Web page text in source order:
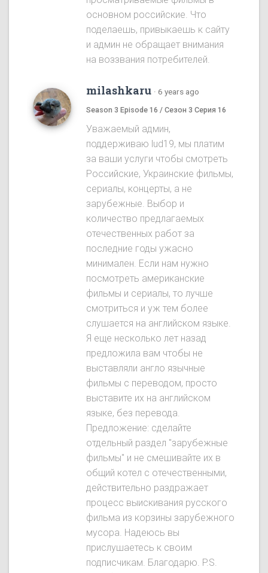
основном российские. Что
поделаешь, привыкаешь к сайту
и админ не обращает внимания
на воззвания потребителей.
milashkaru · 6 years ago
Season 3 Episode 16 / Сезон 3 Серия 16
Уважаемый админ,
поддерживаю lud19, мы платим
за ваши услуги чтобы смотреть
Российские, Украинские фильмы,
сериалы, концерты, а не
зарубежные. Выбор и
количество предлагаемых
отечественных работ за
последние годы ужасно
минимален. Если нам нужно
посмотреть американские
фильмы и сериалы, то лучше
смотриться и уж тем более
слушается на английском языке.
Я еще несколько лет назад
предложила вам чтобы не
выставляли англо язычные
фильмы с переводом, просто
выставите их на английском
языке, без перевода.
Предложение: сделайте
отдельный раздел "зарубежные
фильмы" и не смешивайте их в
общий котел с отечественными,
действительно раздражает
процесс выискивания русского
фильма из корзины зарубежного
мусора. Надеюсь вы
прислушаетесь к своим
подписчикам. Благодарю. P.S.